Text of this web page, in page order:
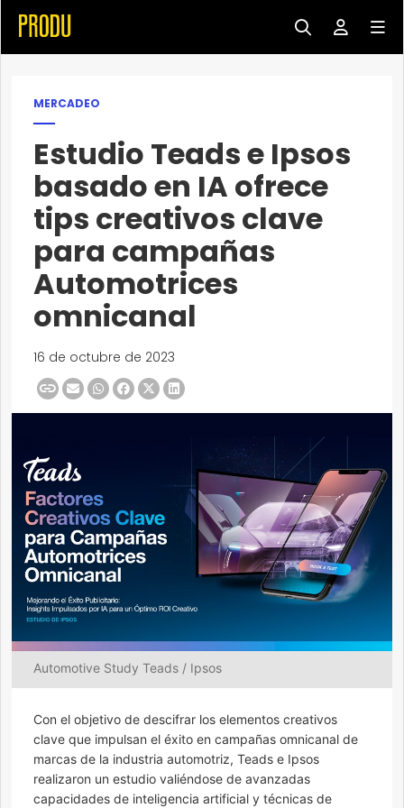
MERCADEO
Estudio Teads e Ipsos
basado en IA ofrece
tips creativos clave
para campañas
Automotrices
omnicanal
16 de octubre de 2023
Automotive Study Teads / Ipsos
Con el objetivo de descifrar los elementos creativos
clave que impulsan el éxito en campañas omnicanal de
marcas de la industria automotriz, Teads e Ipsos
realizaron un estudio valiéndose de avanzadas
capacidades de inteligencia artificial y técnicas de